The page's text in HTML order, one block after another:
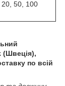
20, 50, 100
(Швеція),
по всій